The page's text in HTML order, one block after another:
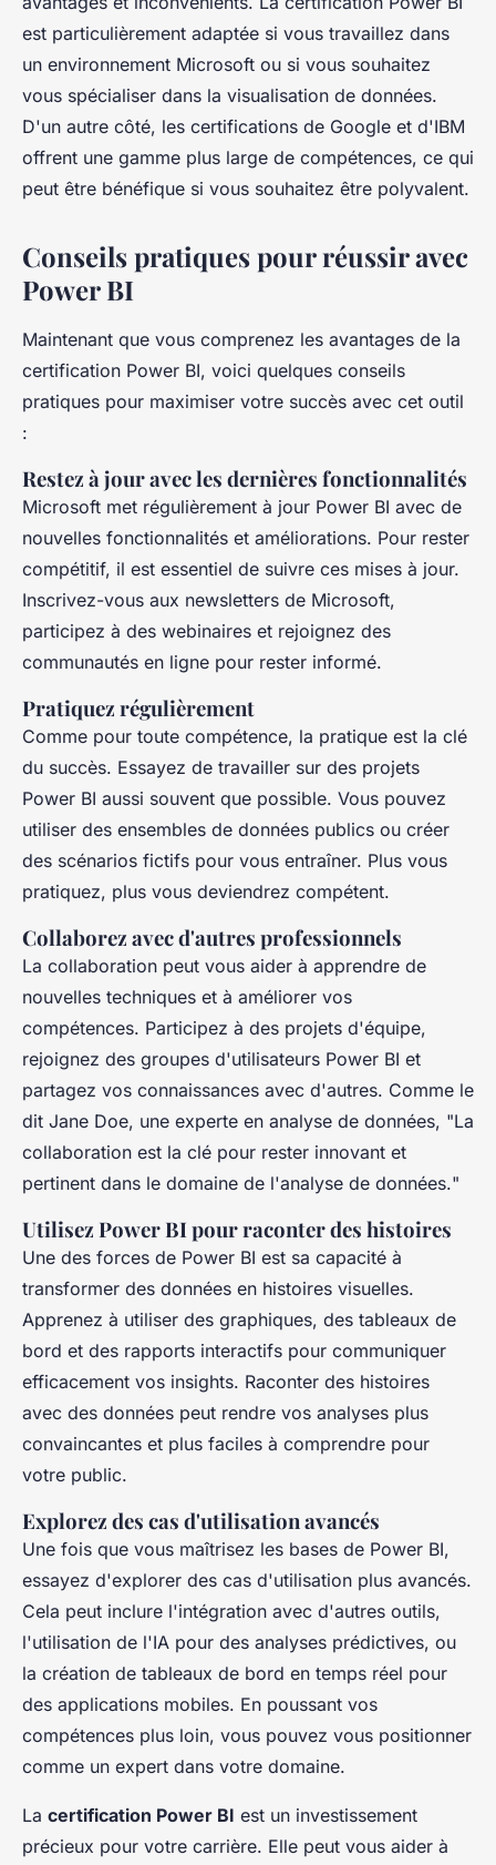
est particulièrement adaptée si vous travaillez dans
un environnement Microsoft ou si vous souhaitez
vous spécialiser dans la visualisation de données.
D'un autre côté, les certifications de Google et d'IBM
offrent une gamme plus large de compétences, ce qui
peut être bénéfique si vous souhaitez être polyvalent.
Conseils pratiques pour réussir avec
Power BI
Maintenant que vous comprenez les avantages de la
certification Power BI, voici quelques conseils
pratiques pour maximiser votre succès avec cet outil
:
Restez à jour avec les dernières fonctionnalités
Microsoft met régulièrement à jour Power BI avec de
nouvelles fonctionnalités et améliorations. Pour rester
compétitif, il est essentiel de suivre ces mises à jour.
Inscrivez-vous aux newsletters de Microsoft,
participez à des webinaires et rejoignez des
communautés en ligne pour rester informé.
Pratiquez régulièrement
Comme pour toute compétence, la pratique est la clé
du succès. Essayez de travailler sur des projets
Power BI aussi souvent que possible. Vous pouvez
utiliser des ensembles de données publics ou créer
des scénarios fictifs pour vous entraîner. Plus vous
pratiquez, plus vous deviendrez compétent.
Collaborez avec d'autres professionnels
La collaboration peut vous aider à apprendre de
nouvelles techniques et à améliorer vos
compétences. Participez à des projets d'équipe,
rejoignez des groupes d'utilisateurs Power BI et
partagez vos connaissances avec d'autres. Comme le
dit Jane Doe, une experte en analyse de données, "La
collaboration est la clé pour rester innovant et
pertinent dans le domaine de l'analyse de données."
Utilisez Power BI pour raconter des histoires
Une des forces de Power BI est sa capacité à
transformer des données en histoires visuelles.
Apprenez à utiliser des graphiques, des tableaux de
bord et des rapports interactifs pour communiquer
efficacement vos insights. Raconter des histoires
avec des données peut rendre vos analyses plus
convaincantes et plus faciles à comprendre pour
votre public.
Explorez des cas d'utilisation avancés
Une fois que vous maîtrisez les bases de Power BI,
essayez d'explorer des cas d'utilisation plus avancés.
Cela peut inclure l'intégration avec d'autres outils,
l'utilisation de l'IA pour des analyses prédictives, ou
la création de tableaux de bord en temps réel pour
des applications mobiles. En poussant vos
compétences plus loin, vous pouvez vous positionner
comme un expert dans votre domaine.
La certification Power BI est un investissement
précieux pour votre carrière. Elle peut vous aider à